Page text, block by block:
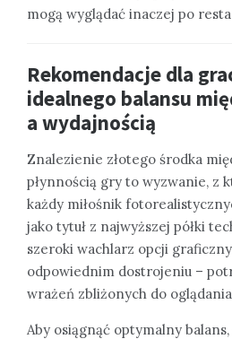
mogą wyglądać inaczej po
Rekomendacje dla
idealnego balansu
a wydajnością
Znalezienie złotego środka
płynnością gry to wyzwanie, z
każdy miłośnik
jako tytuł z najwyższej półki
szeroki wachlarz opcji
odpowiednim dostrojeniu –
wrażeń zbliżonych do
Aby osiągnąć optymalny